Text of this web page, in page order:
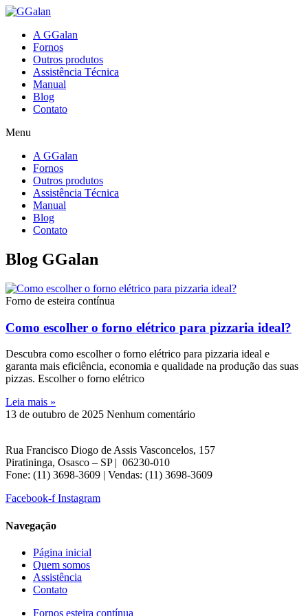
A GGalan
Fornos
Outros produtos
Assistência Técnica
Manual
Blog
Contato
Menu
A GGalan
Fornos
Outros produtos
Assistência Técnica
Manual
Blog
Contato
Blog GGalan
Forno de esteira contínua
Como escolher o forno elétrico para pizzaria ideal?
Descubra como escolher o forno elétrico para pizzaria ideal e
garanta mais eficiência, economia e qualidade na produção das suas
pizzas. Escolher o forno elétrico
Leia mais »
13 de outubro de 2025 Nenhum comentário
Rua Francisco Diogo de Assis Vasconcelos, 157
Piratininga, Osasco – SP | 06230-010
Fone: (11) 3698-3609 | Vendas: (11) 3698-3609
Facebook-f Instagram
Navegação
Página inicial
Quem somos
Assistência
Contato
Fornos esteira contínua